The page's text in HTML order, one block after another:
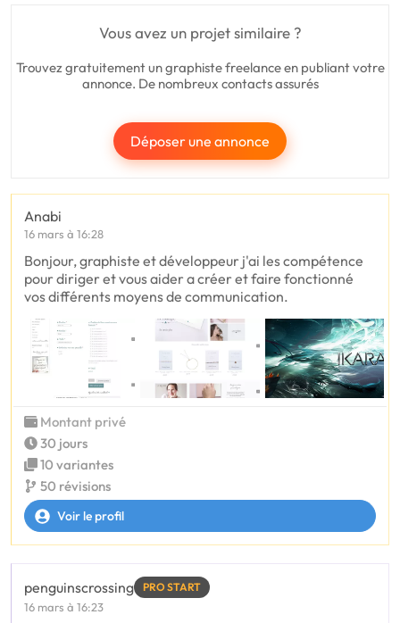
Vous avez un projet similaire ?
Trouvez gratuitement un graphiste freelance en publiant votre
annonce. De nombreux contacts assurés
Déposer une annonce
Anabi
16 mars à 16:28
Bonjour, graphiste et développeur j'ai les compétence
pour diriger et vous aider a créer et faire fonctionné
vos différents moyens de communication.
Montant privé
30 jours
10 variantes
50 révisions
Voir le profil
penguinscrossing PRO START
16 mars à 16:23